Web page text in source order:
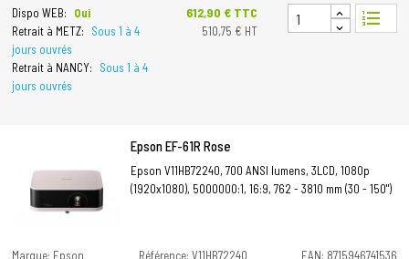
Dispo WEB:
Oui
Retrait à METZ:
Sous 1 à 4
jours ouvrés
Retrait à NANCY:
Sous 1 à 4
jours ouvrés
Prix
612,90 € TTC
510,75 € HT
format_list_numbered
Epson EF-61R Rose
Epson V11HB72240, 700 ANSI lumens, 3LCD, 1080p
(1920x1080), 5000000:1, 16:9, 762 - 3810 mm (30 - 150")
Marque: Epson Référence: V11HB72240
EAN: 8715946741536